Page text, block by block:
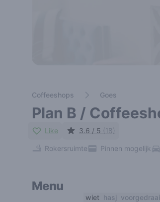
Coffeeshops Goes
Plan B /
Like 3.6 / 5 (18)
Rokersruimte Pinnen mogelijk
Menu
wiet hasj